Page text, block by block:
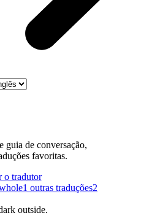
guia de conversação,
favoritas.
1 outras traduções2
outside.